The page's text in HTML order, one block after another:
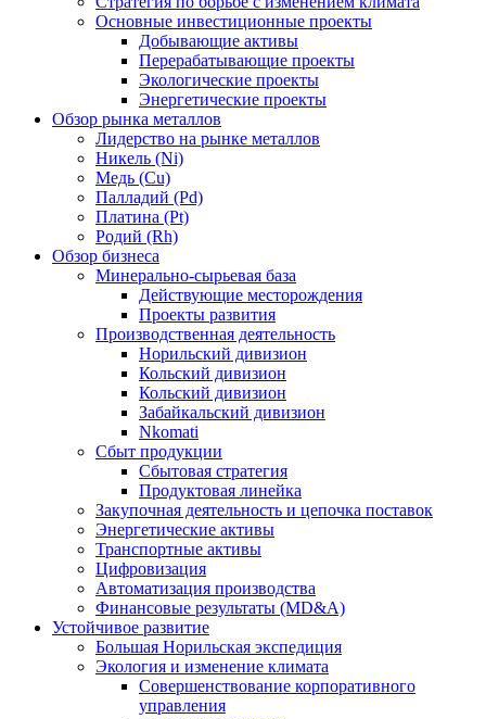
Основные инвестиционные проекты
Добывающие активы
Перерабатывающие проекты
Экологические проекты
Энергетические проекты
Обзор рынка металлов
Лидерство на рынке металлов
Никель (Ni)
Медь (Cu)
Палладий (Pd)
Платина (Pt)
Родий (Rh)
Обзор бизнеса
Минерально-сырьевая база
Действующие месторождения
Проекты развития
Производственная деятельность
Норильский дивизион
Кольский дивизион
Кольский дивизион
Забайкальский дивизион
Nkomati
Сбыт продукции
Сбытовая стратегия
Продуктовая линейка
Закупочная деятельность и цепочка поставок
Энергетические активы
Транспортные активы
Цифровизация
Автоматизация производства
Финансовые результаты (MD&A)
Устойчивое развитие
Большая Норильская экспедиция
Экология и изменение климата
Совершенствование корпоративного
управления